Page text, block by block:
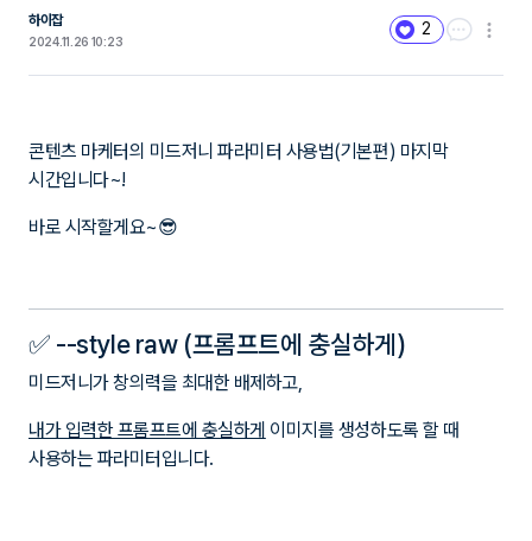
하이잡
2024.11.26 10:23
2
콘텐츠 마케터의 미드저니 파라미터 사용법(기본편) 마지막
시간입니다~!
바로 시작할게요~😎
✅ --style raw (프롬프트에 충실하게)
미드저니가 창의력을 최대한 배제하고,
내가 입력한 프롬프트에 충실하게 이미지를 생성하도록 할 때
사용하는 파라미터입니다.